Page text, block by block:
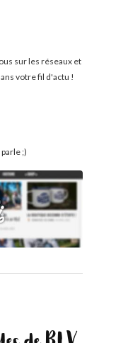
sur les réseaux et
votre fil d'actu !
;)